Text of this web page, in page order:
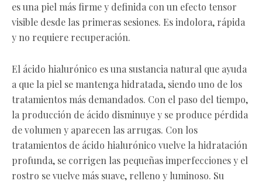
es una piel más firme y definida con un efecto tensor
visible desde las primeras sesiones. Es indolora, rápida
y no requiere recuperación.
El ácido hialurónico es una sustancia natural que ayuda
a que la piel se mantenga hidratada, siendo uno de los
tratamientos más demandados. Con el paso del tiempo,
la producción de ácido disminuye y se produce pérdida
de volumen y aparecen las arrugas. Con los
tratamientos de ácido hialurónico vuelve la hidratación
profunda, se corrigen las pequeñas imperfecciones y el
rostro se vuelve más suave, relleno y luminoso. Su